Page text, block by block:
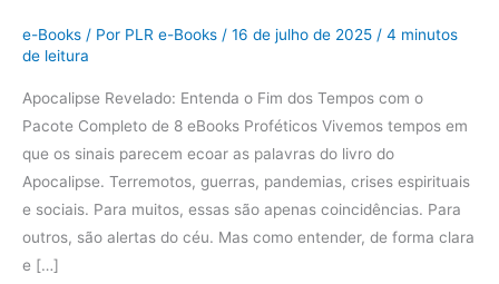
e-Books / Por PLR e-Books / 16 de julho de 2025 / 4 minutos
de leitura
Apocalipse Revelado: Entenda o Fim dos Tempos com o
Pacote Completo de 8 eBooks Proféticos Vivemos tempos em
que os sinais parecem ecoar as palavras do livro do
Apocalipse. Terremotos, guerras, pandemias, crises espirituais
e sociais. Para muitos, essas são apenas coincidências. Para
outros, são alertas do céu. Mas como entender, de forma clara
e […]